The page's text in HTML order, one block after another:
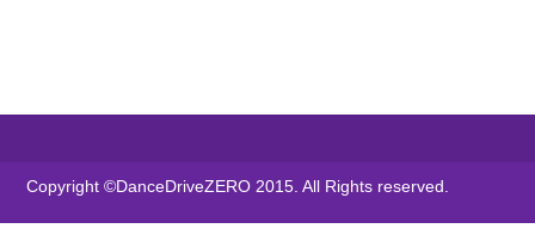
Copyright ©DanceDriveZERO 2015. All Rights reserved.